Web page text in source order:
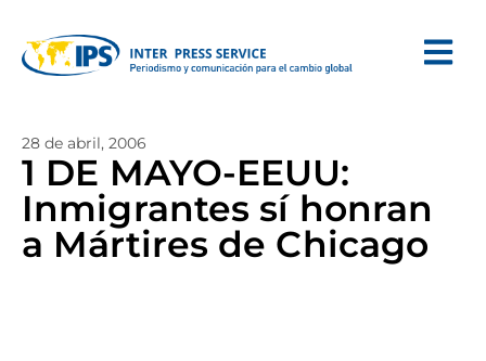
28 de abril, 2006
1 DE MAYO-EEUU:
Inmigrantes sí honran
a Mártires de Chicago